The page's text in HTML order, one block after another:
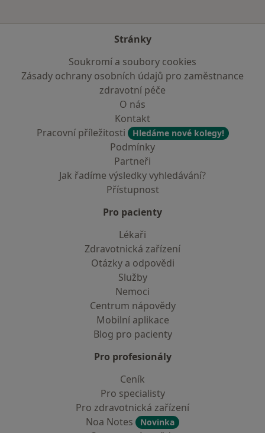
Stránky
Soukromí a soubory cookies
Zásady ochrany osobních údajů pro zaměstnance
zdravotní péče
O nás
Kontakt
Pracovní příležitosti
Hledáme nové kolegy!
Podmínky
Partneři
Jak řadíme výsledky vyhledávání?
Přístupnost
Pro pacienty
Lékaři
Zdravotnická zařízení
Otázky a odpovědi
Služby
Nemoci
Centrum nápovědy
Mobilní aplikace
Blog pro pacienty
Pro profesionály
Ceník
Pro specialisty
Pro zdravotnická zařízení
Noa Notes
Novinka